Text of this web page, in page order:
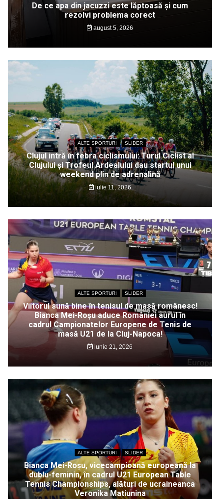
De ce apa din jacuzzi este lăptoasă și cum
rezolvi problema corect
august 5, 2026
ALTE SPORTURI SLIDER
Clujul intră în febra ciclismului: Turul Ciclist al
Clujului și Trofeul Ardealului dau startul unui
weekend plin de adrenalină
iulie 11, 2026
ALTE SPORTURI SLIDER
Viitorul sună bine în tenisul de masă românesc!
Bianca Mei-Roșu aduce României aurul în
cadrul Campionatelor Europene de Tenis de
masă U21 de la Cluj-Napoca!
iunie 21, 2026
ALTE SPORTURI SLIDER
Bianca Mei-Roșu, vicecampioană europeană la
dublu-feminin, în cadrul U21 European Table
Tennis Championships, alături de ucraineanca
Veronika Matiunina